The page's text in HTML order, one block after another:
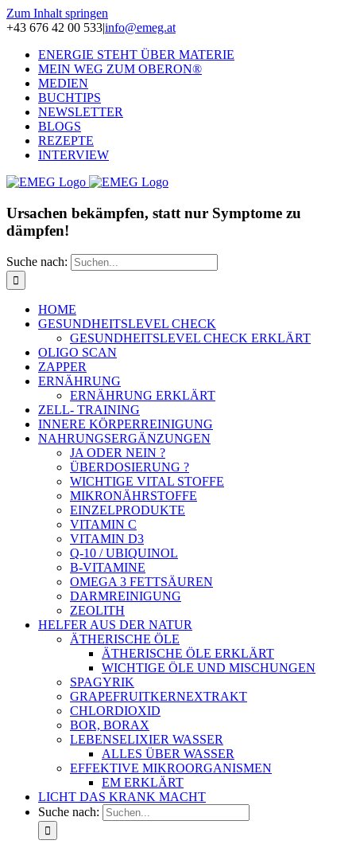
Zum Inhalt springen
+43 676 42 00 533|info@emeg.at
ENERGIE STEHT ÜBER MATERIE
MEIN WEG ZUM OBERON®
MEDIEN
BUCHTIPS
NEWSLETTER
BLOGS
REZEPTE
INTERVIEW
Ursachen bekämpfen, statt nur Symptome zu
dämpfen!
Suche nach:
HOME
GESUNDHEITSLEVEL CHECK
GESUNDHEITSLEVEL CHECK ERKLÄRT
OLIGO SCAN
ZAPPER
ERNÄHRUNG
ERNÄHRUNG ERKLÄRT
ZELL- TRAINING
INNERE KÖRPERREINIGUNG
NAHRUNGSERGÄNZUNGEN
JA ODER NEIN ?
ÜBERDOSIERUNG ?
WICHTIGE VITAL STOFFE
MIKRONÄHRSTOFFE
EINZELPRODUKTE
VITAMIN C
VITAMIN D3
Q-10 / UBIQUINOL
B-VITAMINE
OMEGA 3 FETTSÄUREN
DARMREINIGUNG
ZEOLITH
HELFER AUS DER NATUR
ÄTHERISCHE ÖLE
ÄTHERISCHE ÖLE ERKLÄRT
WICHTIGE ÖLE UND MISCHUNGEN
SPAGYRIK
GRAPEFRUITKERNEXTRAKT
CHLORDIOXID
BOR, BORAX
LEBENSELIXIER WASSER
ALLES ÜBER WASSER
EFFEKTIVE MIKROORGANISMEN
EM ERKLÄRT
LICHT DAS KRANK MACHT
Suche nach: